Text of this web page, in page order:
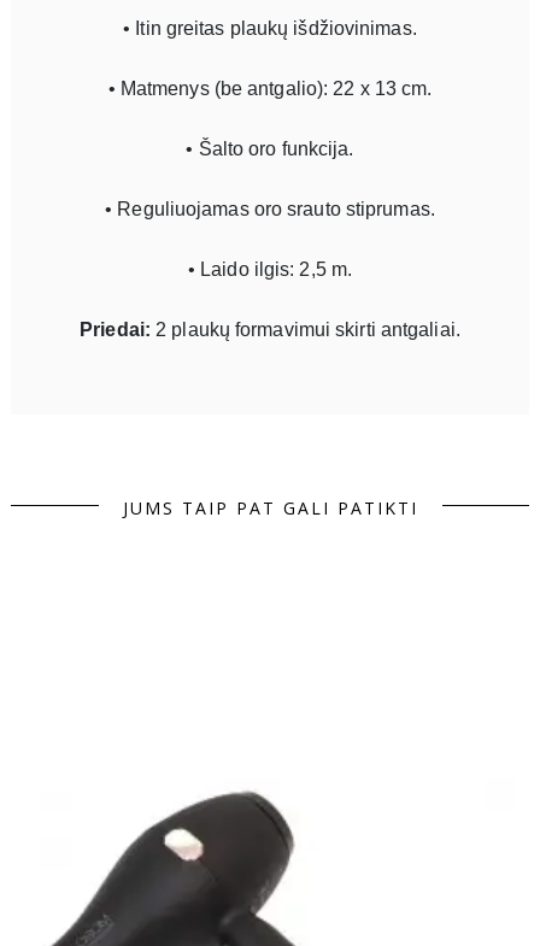
• Itin greitas plaukų išdžiovinimas.
• Matmenys (be antgalio): 22 x 13 cm.
• Šalto oro funkcija.
• Reguliuojamas oro srauto stiprumas.
• Laido ilgis: 2,5 m.
Priedai: 2 plaukų formavimui skirti antgaliai.
JUMS TAIP PAT GALI PATIKTI